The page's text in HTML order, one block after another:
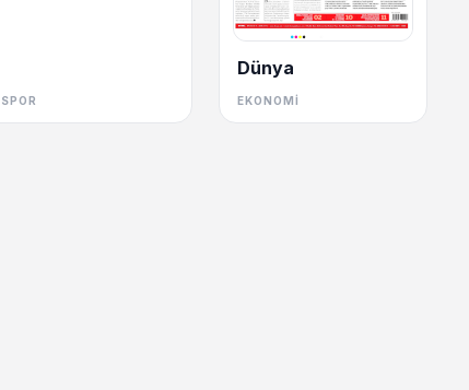
SPOR
Dünya
EKONOMI